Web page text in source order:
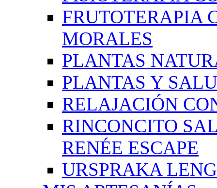
FRUTOTERAPIA
MORALES
PLANTAS
PLANTAS Y
RELAJACIÓN
RINCONCITO
RENÉE ESCAPE
URSPRAKA